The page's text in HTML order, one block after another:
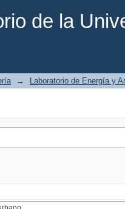
de la
→ Laboratorio de Energía y